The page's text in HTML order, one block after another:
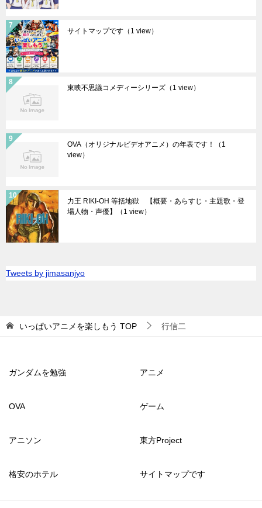
サイトマップです （1 view）
東映不思議コメディーシリーズ （1 view）
OVA（オリジナルビデオアニメ）の年表です！
（1
view）
力王 RIKI-OH 等括地獄 【概要・あらすじ・主題歌・登
場人物・声優】
（1 view）
Tweets by jimasanjyo
いっぱいアニメを楽しもう TOP 行信二
ガンダムを勉強 アニメ
OVA ゲーム
アニソン 東方Project
格安のホテル サイトマップです